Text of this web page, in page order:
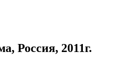
2011г.